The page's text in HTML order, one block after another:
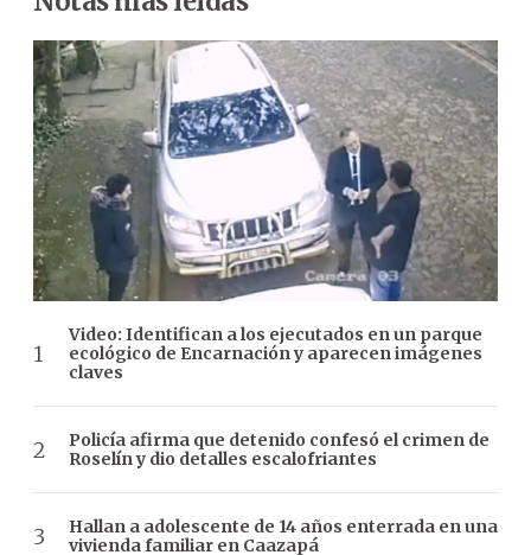
Video: Identifican a los ejecutados en un parque
ecológico de Encarnación y aparecen imágenes
claves
Policía afirma que detenido confesó el crimen de
Roselín y dio detalles escalofriantes
Hallan a adolescente de 14 años enterrada en una
vivienda familiar en Caazapá